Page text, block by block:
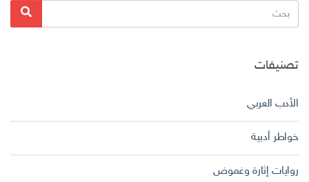
البحث
عن:
بحث
تصنيفات
الأدب العربي
خواطر أدبية
روايات إثارة وغموض